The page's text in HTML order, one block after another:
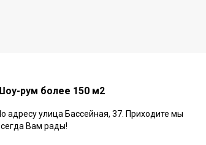
рум более 150 м2
адресу улица Бассейная, 37. Приходите мы
Вам рады!